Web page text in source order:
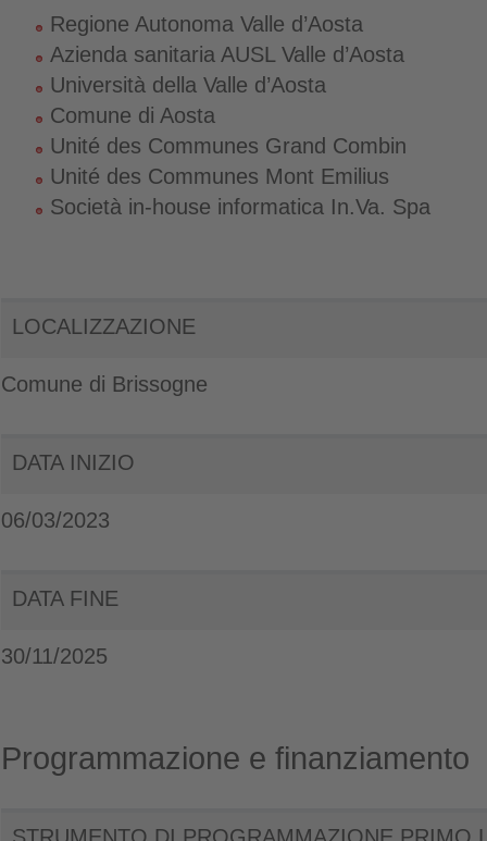
Regione Autonoma Valle d’Aosta
Azienda sanitaria AUSL Valle d’Aosta
Università della Valle d’Aosta
Comune di Aosta
Unité des Communes Grand Combin
Unité des Communes Mont Emilius
Società in-house informatica In.Va. Spa
LOCALIZZAZIONE
Comune di Brissogne
DATA INIZIO
06/03/2023
DATA FINE
30/11/2025
Programmazione e finanziamento